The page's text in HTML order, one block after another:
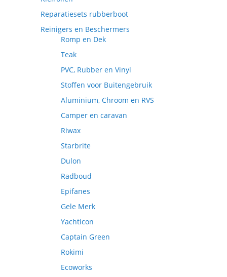
Reparatiesets rubberboot
Reinigers en Beschermers
Romp en Dek
Teak
PVC, Rubber en Vinyl
Stoffen voor Buitengebruik
Aluminium, Chroom en RVS
Camper en caravan
Riwax
Starbrite
Dulon
Radboud
Epifanes
Gele Merk
Yachticon
Captain Green
Rokimi
Ecoworks